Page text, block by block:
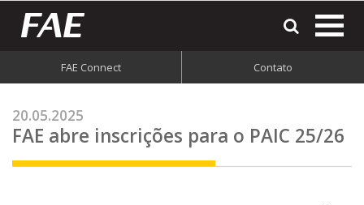
FAE Connect Contato
20.05.2025
FAE abre inscrições para o PAIC 25/26